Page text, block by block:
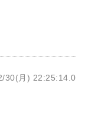
30(月) 22:25:14.0